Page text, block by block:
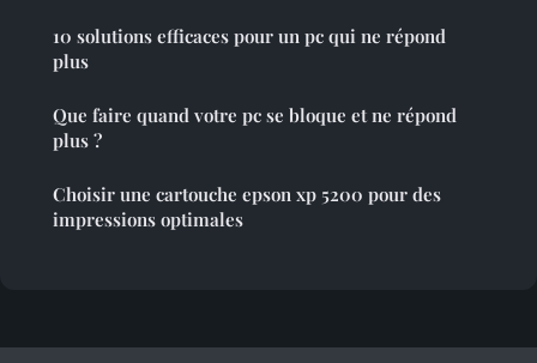
10 solutions efficaces pour un pc qui ne répond
plus
Que faire quand votre pc se bloque et ne répond
plus ?
Choisir une cartouche epson xp 5200 pour des
impressions optimales